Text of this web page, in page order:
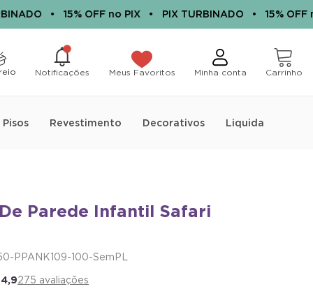
• 15% OFF no PIX • PIX TURBINADO • 15% OFF no
Notificações Meus Favoritos Minha conta Carrinho
00
itens
Pisos Revestimento Decorativos Liquida
Parede Infantil Safari
PPANK109-100-SemPL
4,9275 avaliações